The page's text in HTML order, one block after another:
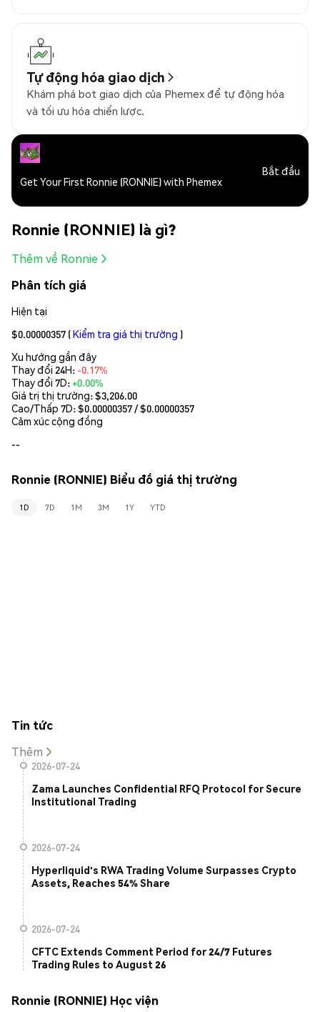
Tự động hóa giao dịch
Khám phá bot giao dịch của Phemex để tự động hóa
và tối ưu hóa chiến lược.
Get Your First Ronnie (RONNIE) with Phemex
Bắt đầu
Ronnie (RONNIE) là gì?
Thêm về Ronnie
Phân tích giá
Hiện tại
$0.00000357 (Kiểm tra giá thị trường )
Xu hướng gần đây
Thay đổi 24H: -0.17%
Thay đổi 7D:+0.00%
Giá trị thị trường:$3,206.00
Cao/Thấp 7D: $0.00000357/ $0.00000357
Cảm xúc cộng đồng
--
Ronnie (RONNIE) Biểu đồ giá thị trường
1D 7D 1M 3M 1Y YTD
Tin tức
Thêm
2026-07-24
Zama Launches Confidential RFQ Protocol for Secure
Institutional Trading
2026-07-24
Hyperliquid's RWA Trading Volume Surpasses Crypto
Assets, Reaches 54% Share
2026-07-24
CFTC Extends Comment Period for 24/7 Futures
Trading Rules to August 26
Ronnie (RONNIE) Học viện